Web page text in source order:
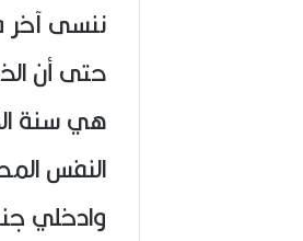
ننسى آخر
حتى أن
هي سنة
النفس
وادخلي